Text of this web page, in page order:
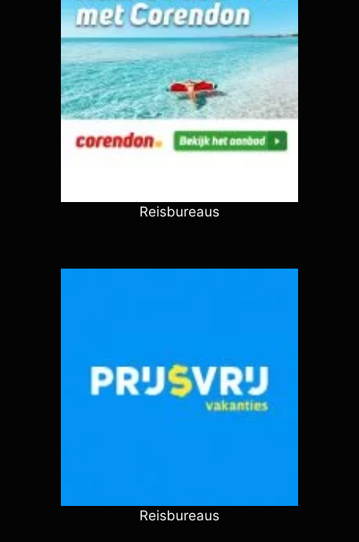
Reisbureaus
Reisbureaus